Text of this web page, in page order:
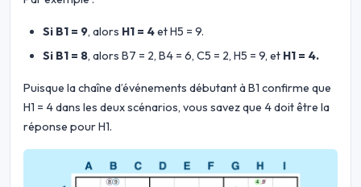
Si B1 = 9, alors H1 = 4et H5 = 9.
Si B1 = 8, alors B7 = 2, B4 = 6, C5 = 2, H5 = 9, et H1 = 4.
Puisque la chaîne d’événements débutant à B1 confirme que
H1 = 4 dans les deux scénarios, vous savez que 4 doit être la
réponse pour H1.